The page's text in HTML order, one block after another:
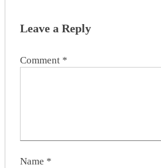
Leave a Reply
Comment *
Name *